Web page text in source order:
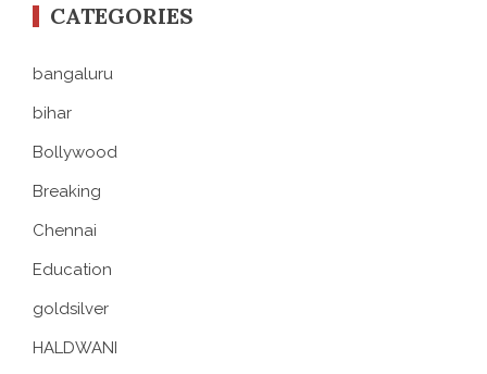
CATEGORIES
bangaluru
bihar
Bollywood
Breaking
Chennai
Education
goldsilver
HALDWANI